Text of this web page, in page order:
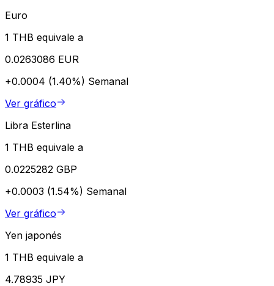
Euro
1 THB equivale a
0.0263086 EUR
+0.0004 (1.40%) Semanal
Ver gráfico
Libra Esterlina
1 THB equivale a
0.0225282 GBP
+0.0003 (1.54%) Semanal
Ver gráfico
Yen japonés
1 THB equivale a
4.78935 JPY